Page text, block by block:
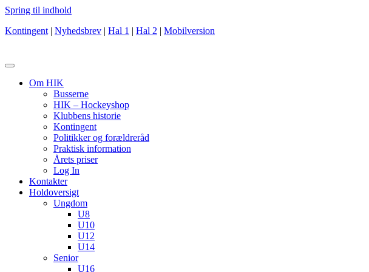
Spring til indhold
Kontingent | Nyhedsbrev | Hal 1 | Hal 2 | Mobilversion
Om HIK
Busserne
HIK – Hockeyshop
Klubbens historie
Kontingent
Politikker og forældreråd
Praktisk information
Årets priser
Log In
Kontakter
Holdoversigt
Ungdom
U8
U10
U12
U14
Senior
U16